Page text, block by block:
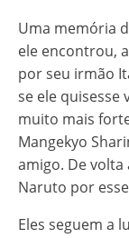
Uma memória
ele encontrou,
por seu irmão
se ele quisesse
muito mais
Mangekyo
amigo. De volta
Naruto por
Eles seguem a